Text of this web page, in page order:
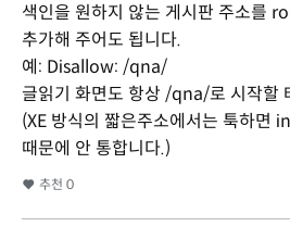
색인을 원하지 않는 게시판 주소를
추가해 주어도 됩니다.
예: Disallow: /qna/
글읽기 화면도 항상 /qna/로 시작할
(XE 방식의 짧은주소에서는 툭하면
때문에 안 통합니다.)
추천 0